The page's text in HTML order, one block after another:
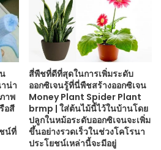
น่า
าพ
อสี
น์ที่
สี่พืชที่ดีที่สุดในการเพิ่มระดับ
ออกซิเจนรู้ที่นี่พืชสร้างออกซิเจน
Money Plant Spider Plant
brmp | ใส่ต้นไม้นี้ไว้ในบ้านโดย
ปลูกในหม้อระดับออกซิเจนจะเพิ่ม
ขึ้นอย่างรวดเร็วในช่วงโคโรนา
ประโยชน์เหล่านี้จะมีอยู่